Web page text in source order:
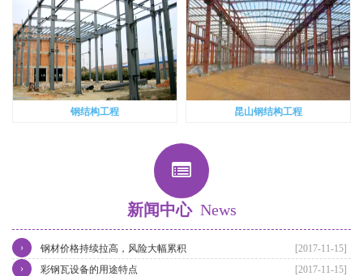
钢结构工程 昆山钢结构工程
新闻中心 News
[2017-11-15]
钢材价格持续拉高，风险大幅累积
›
[2017-11-15]
彩钢瓦设备的用途特点
›